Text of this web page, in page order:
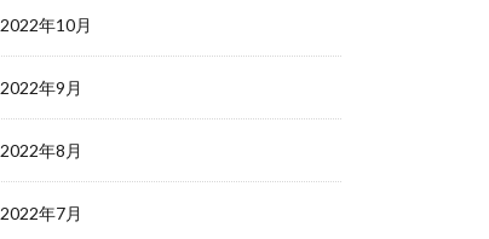
2022年10月
2022年9月
2022年8月
2022年7月